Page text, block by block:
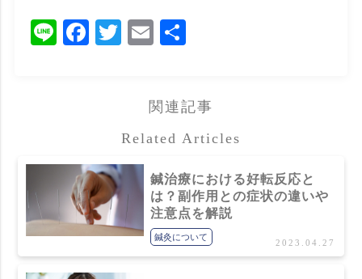
LineFacebook
TwitterEmail
関連記事
Related Articles
鍼治療における好転反応と
は？副作用との症状の違いや
注意点を解説
鍼灸について
2023.04.27